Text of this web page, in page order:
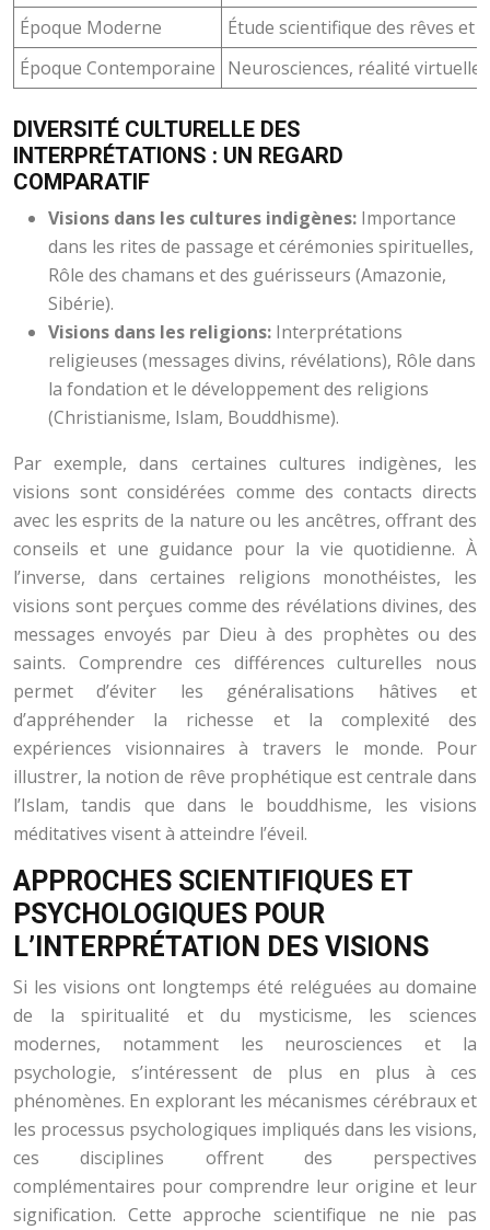
Époque Moderne
Étude scientifique des rêves et
Époque Contemporaine Neurosciences, réalité virtuelle
DIVERSITÉ CULTURELLE DES
INTERPRÉTATIONS : UN REGARD
COMPARATIF
Visions dans les cultures indigènes: Importance
dans les rites de passage et cérémonies spirituelles,
Rôle des chamans et des guérisseurs (Amazonie,
Sibérie).
Visions dans les religions: Interprétations
religieuses (messages divins, révélations), Rôle dans
la fondation et le développement des religions
(Christianisme, Islam, Bouddhisme).
Par exemple, dans certaines cultures indigènes, les
visions sont considérées comme des contacts directs
avec les esprits de la nature ou les ancêtres, offrant des
conseils et une guidance pour la vie quotidienne. À
l’inverse, dans certaines religions monothéistes, les
visions sont perçues comme des révélations divines, des
messages envoyés par Dieu à des prophètes ou des
saints. Comprendre ces différences culturelles nous
permet d’éviter les généralisations hâtives et
d’appréhender la richesse et la complexité des
expériences visionnaires à travers le monde. Pour
illustrer, la notion de rêve prophétique est centrale dans
l’Islam, tandis que dans le bouddhisme, les visions
méditatives visent à atteindre l’éveil.
APPROCHES SCIENTIFIQUES ET
PSYCHOLOGIQUES POUR
L’INTERPRÉTATION DES VISIONS
Si les visions ont longtemps été reléguées au domaine
de la spiritualité et du mysticisme, les sciences
modernes, notamment les neurosciences et la
psychologie, s’intéressent de plus en plus à ces
phénomènes. En explorant les mécanismes cérébraux et
les processus psychologiques impliqués dans les visions,
ces disciplines offrent des perspectives
complémentaires pour comprendre leur origine et leur
signification. Cette approche scientifique ne nie pas